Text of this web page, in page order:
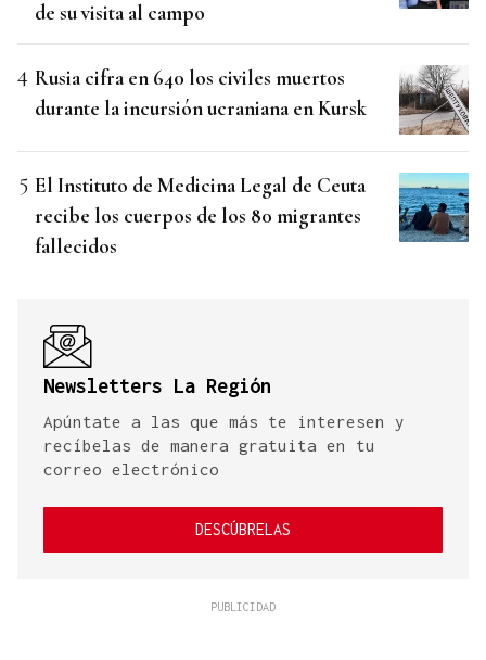
de su visita al campo
Rusia cifra en 640 los civiles muertos
durante la incursión ucraniana en Kursk
El Instituto de Medicina Legal de Ceuta
recibe los cuerpos de los 80 migrantes
fallecidos
Newsletters La Región
Apúntate a las que más te interesen y
recíbelas de manera gratuita en tu
correo electrónico
DESCÚBRELAS